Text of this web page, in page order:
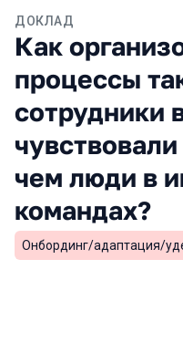
ДОКЛАД
Как
процессы
сотрудники
чем люди в
командах?
Онбординг/адаптация/